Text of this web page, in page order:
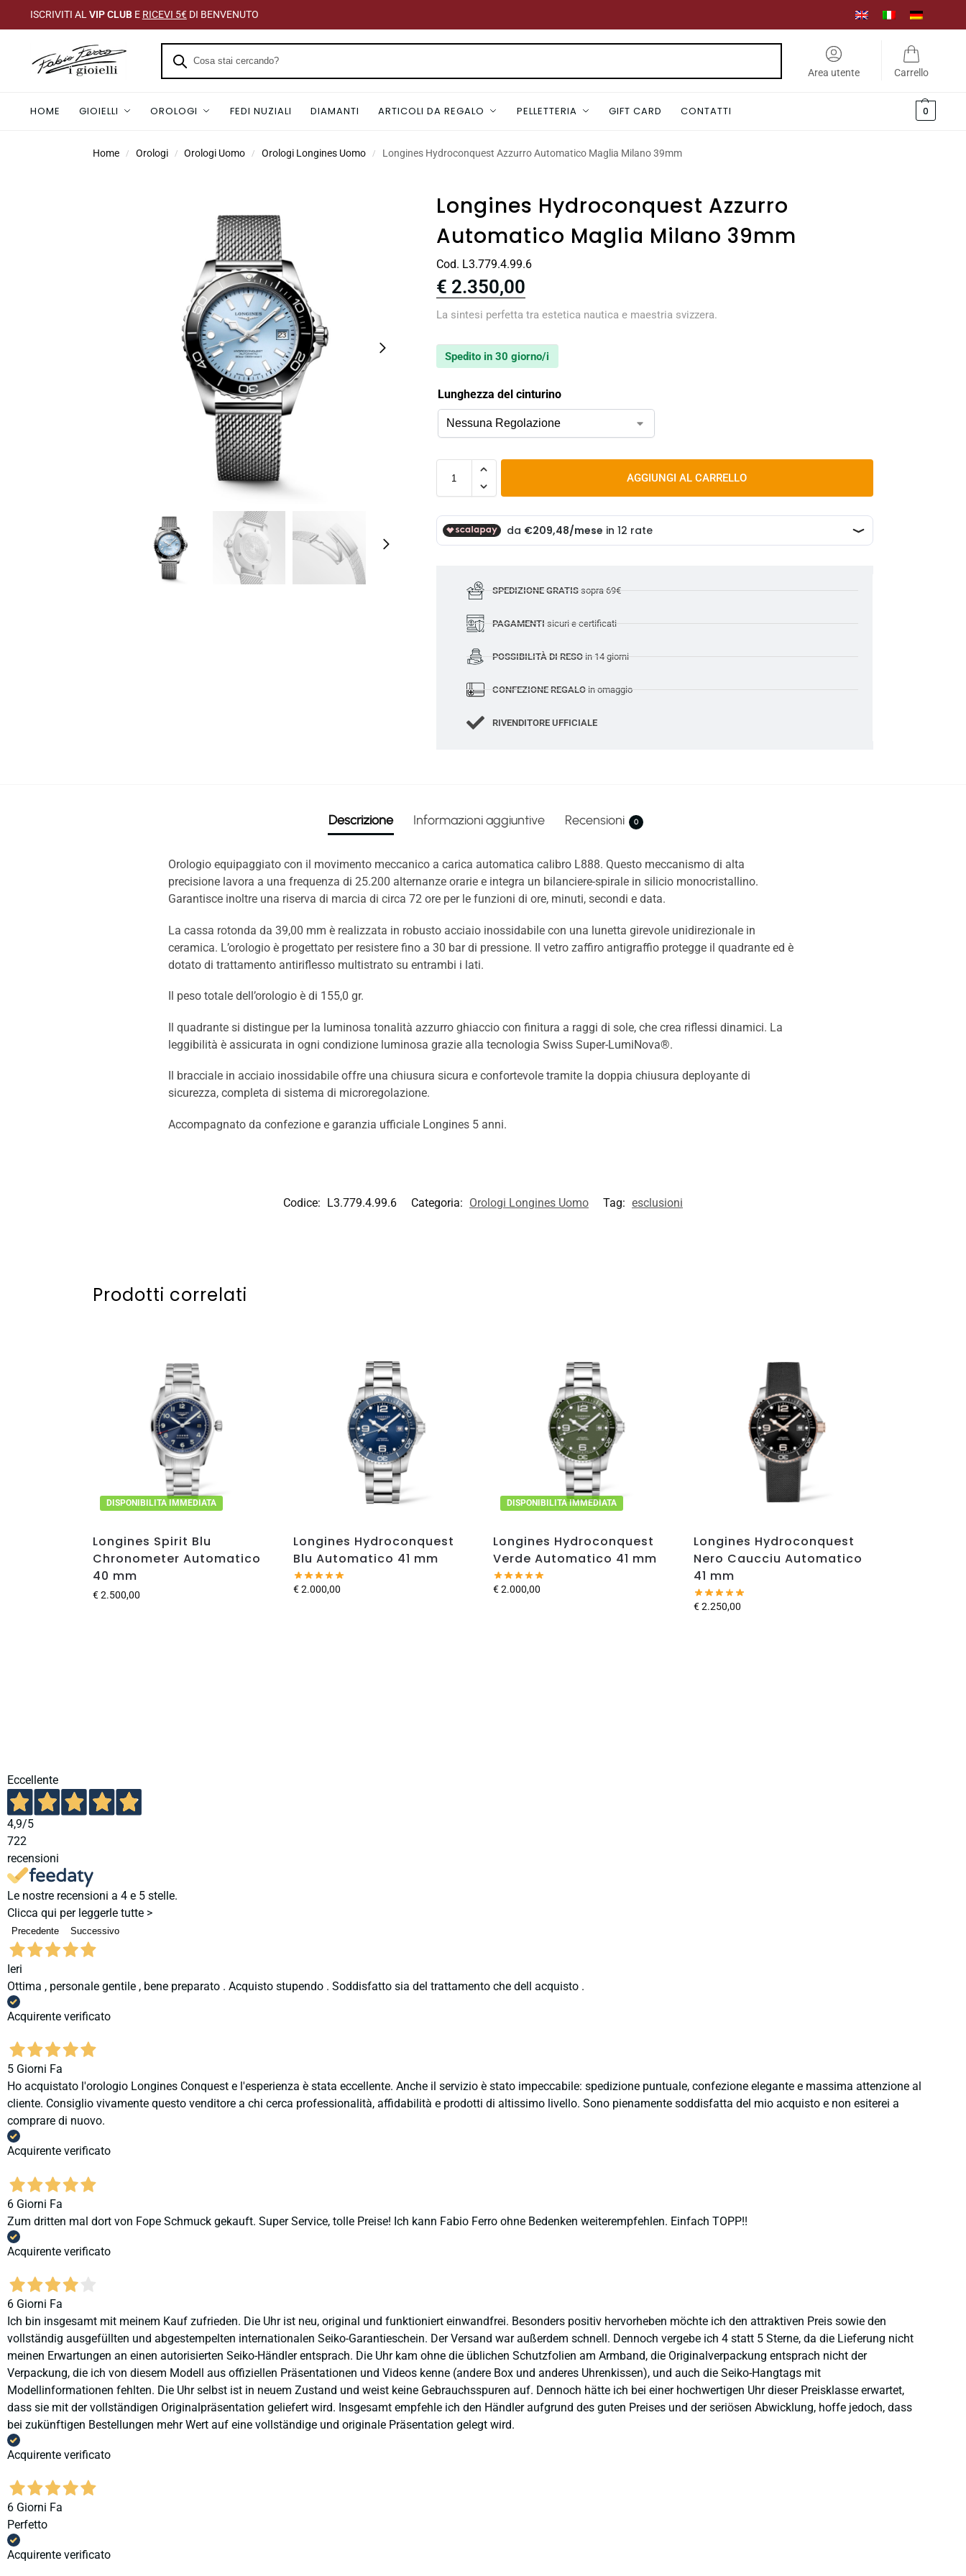
ISCRIVITI AL VIP CLUBE RICEVI 5€DI BENVENUTO
Area utente Carrello
HOME GIOIELLI OROLOGI FEDI NUZIALI DIAMANTI ARTICOLI DA REGALO PELLETTERIA GIFT CARD CONTATTI 0
Home / Orologi / Orologi Uomo / Orologi Longines Uomo / Longines Hydroconquest Azzurro Automatico Maglia Milano 39mm
Longines Hydroconquest Azzurro
Automatico Maglia Milano 39mm
Cod. L3.779.4.99.6
€ 2.350,00
La sintesi perfetta tra estetica nautica e maestria svizzera.
Spedito in 30 giorno/i
Lunghezza del cinturino
AGGIUNGI AL CARRELLO
SPEDIZIONE GRATIS sopra 69€
PAGAMENTI sicuri e certificati
POSSIBILITÀ DI RESO in 14 giorni
CONFEZIONE REGALO in omaggio
RIVENDITORE UFFICIALE
Descrizione Informazioni aggiuntive Recensioni 0
Orologio equipaggiato con il movimento meccanico a carica automatica calibro L888. Questo meccanismo di alta
precisione lavora a una frequenza di 25.200 alternanze orarie e integra un bilanciere-spirale in silicio monocristallino.
Garantisce inoltre una riserva di marcia di circa 72 ore per le funzioni di ore, minuti, secondi e data.
La cassa rotonda da 39,00 mm è realizzata in robusto acciaio inossidabile con una lunetta girevole unidirezionale in
ceramica. L’orologio è progettato per resistere fino a 30 bar di pressione. Il vetro zaffiro antigraffio protegge il quadrante ed è
dotato di trattamento antiriflesso multistrato su entrambi i lati.
Il peso totale dell’orologio è di 155,0 gr.
Il quadrante si distingue per la luminosa tonalità azzurro ghiaccio con finitura a raggi di sole, che crea riflessi dinamici. La
leggibilità è assicurata in ogni condizione luminosa grazie alla tecnologia Swiss Super-LumiNova®.
Il bracciale in acciaio inossidabile offre una chiusura sicura e confortevole tramite la doppia chiusura deployante di
sicurezza, completa di sistema di microregolazione.
Accompagnato da confezione e garanzia ufficiale Longines 5 anni.
Codice: L3.779.4.99.6 Categoria: Orologi Longines Uomo Tag: esclusioni
Prodotti correlati
DISPONIBILITA IMMEDIATA
Longines Spirit Blu
Chronometer Automatico
40 mm
€2.500,00
Longines Hydroconquest
Blu Automatico 41 mm
€2.000,00
DISPONIBILITA IMMEDIATA
Longines Hydroconquest
Verde Automatico 41 mm
€2.000,00
Longines Hydroconquest
Nero Caucciu Automatico
41 mm
€2.250,00
Eccellente
4,9/5
722
recensioni
Le nostre recensioni a 4 e 5 stelle.
Clicca qui per leggerle tutte >
Precedente Successivo
Ieri
Ottima , personale gentile , bene preparato . Acquisto stupendo . Soddisfatto sia del trattamento che dell acquisto .
Acquirente verificato
5 Giorni Fa
Ho acquistato l'orologio Longines Conquest e l'esperienza è stata eccellente. Anche il servizio è stato impeccabile: spedizione puntuale, confezione elegante e massima attenzione al
cliente. Consiglio vivamente questo venditore a chi cerca professionalità, affidabilità e prodotti di altissimo livello. Sono pienamente soddisfatta del mio acquisto e non esiterei a
comprare di nuovo.
Acquirente verificato
6 Giorni Fa
Zum dritten mal dort von Fope Schmuck gekauft. Super Service, tolle Preise! Ich kann Fabio Ferro ohne Bedenken weiterempfehlen. Einfach TOPP!!
Acquirente verificato
6 Giorni Fa
Ich bin insgesamt mit meinem Kauf zufrieden. Die Uhr ist neu, original und funktioniert einwandfrei. Besonders positiv hervorheben möchte ich den attraktiven Preis sowie den
vollständig ausgefüllten und abgestempelten internationalen Seiko-Garantieschein. Der Versand war außerdem schnell. Dennoch vergebe ich 4 statt 5 Sterne, da die Lieferung nicht
meinen Erwartungen an einen autorisierten Seiko-Händler entsprach. Die Uhr kam ohne die üblichen Schutzfolien am Armband, die Originalverpackung entsprach nicht der
Verpackung, die ich von diesem Modell aus offiziellen Präsentationen und Videos kenne (andere Box und anderes Uhrenkissen), und auch die Seiko-Hangtags mit
Modellinformationen fehlten. Die Uhr selbst ist in neuem Zustand und weist keine Gebrauchsspuren auf. Dennoch hätte ich bei einer hochwertigen Uhr dieser Preisklasse erwartet,
dass sie mit der vollständigen Originalpräsentation geliefert wird. Insgesamt empfehle ich den Händler aufgrund des guten Preises und der seriösen Abwicklung, hoffe jedoch, dass
bei zukünftigen Bestellungen mehr Wert auf eine vollständige und originale Präsentation gelegt wird.
Acquirente verificato
6 Giorni Fa
Perfetto
Acquirente verificato